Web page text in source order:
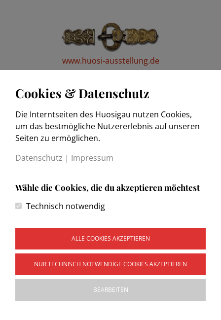
www.huosi-ausstellung.de
www.trachtenkulturmuseum.de
Impressum
Datenschutzerklärung
Wegweiser
Copyright © 2026 Heimat- und Trachtenvereinigung
"Huosigau" e.V. Sitz Weilheim Obb. Alle Rechte vorbehalten.
Cookies & Datenschutz
Die Interntseiten des Huosigau nutzen Cookies,
um das bestmögliche Nutzererlebnis auf unseren
Seiten zu ermöglichen.
Datenschutz | Impressum
Wähle die Cookies, die du akzeptieren möchtest
Technisch notwendig
ALLE COOKIES AKZEPTIEREN
NUR TECHNISCH NOTWENDIGE COOKIES AKZEPTIEREN
BEARBEITEN